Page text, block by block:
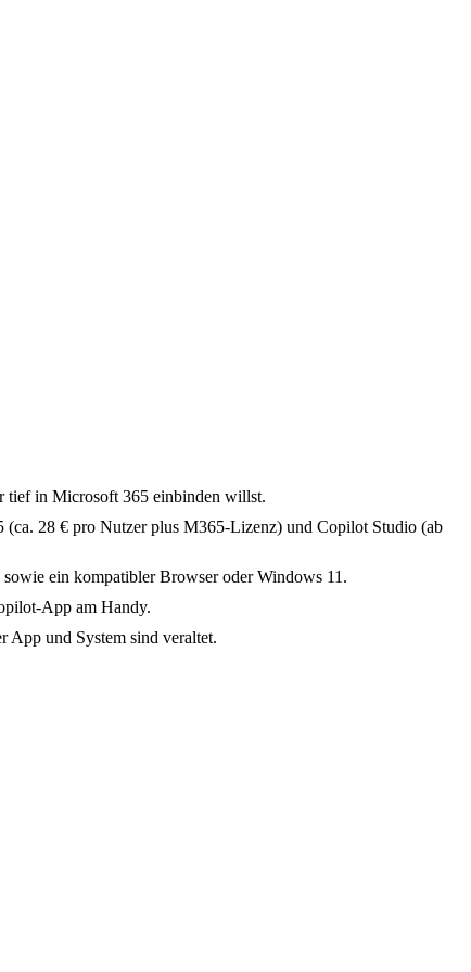
tief in Microsoft 365 einbinden willst.
28 € pro Nutzer plus M365-Lizenz) und Copilot Studio (ab
ein kompatibler Browser oder Windows 11.
App am Handy.
App und System sind veraltet.